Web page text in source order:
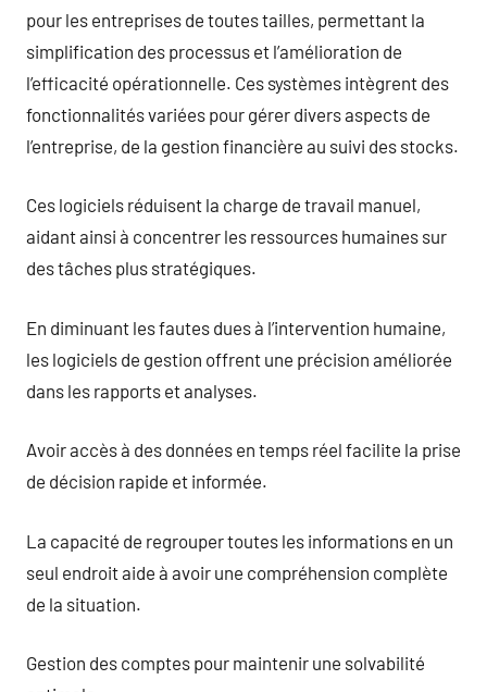
pour les entreprises de toutes tailles, permettant la
simplification des processus et l’amélioration de
l’efficacité opérationnelle. Ces systèmes intègrent des
fonctionnalités variées pour gérer divers aspects de
l’entreprise, de la gestion financière au suivi des stocks.
Ces logiciels réduisent la charge de travail manuel,
aidant ainsi à concentrer les ressources humaines sur
des tâches plus stratégiques.
En diminuant les fautes dues à l’intervention humaine,
les logiciels de gestion offrent une précision améliorée
dans les rapports et analyses.
Avoir accès à des données en temps réel facilite la prise
de décision rapide et informée.
La capacité de regrouper toutes les informations en un
seul endroit aide à avoir une compréhension complète
de la situation.
Gestion des comptes pour maintenir une solvabilité